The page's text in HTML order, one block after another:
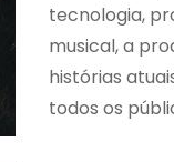
tecnologia,
musical, a
histórias
todos os